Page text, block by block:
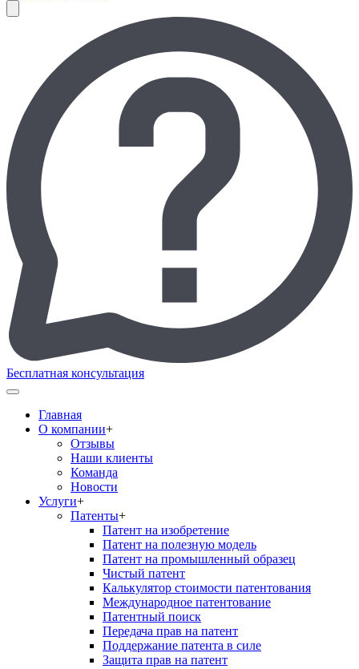
Бесплатная консультация
Главная
О компании+
Отзывы
Наши клиенты
Команда
Новости
Услуги+
Патенты+
Патент на изобретение
Патент на полезную модель
Патент на промышленный образец
Чистый патент
Калькулятор стоимости патентования
Международное патентование
Патентный поиск
Передача прав на патент
Поддержание патента в силе
Защита прав на патент